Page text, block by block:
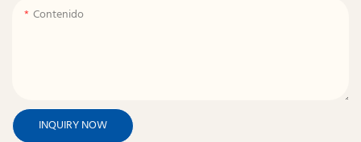
Contenido
INQUIRY NOW